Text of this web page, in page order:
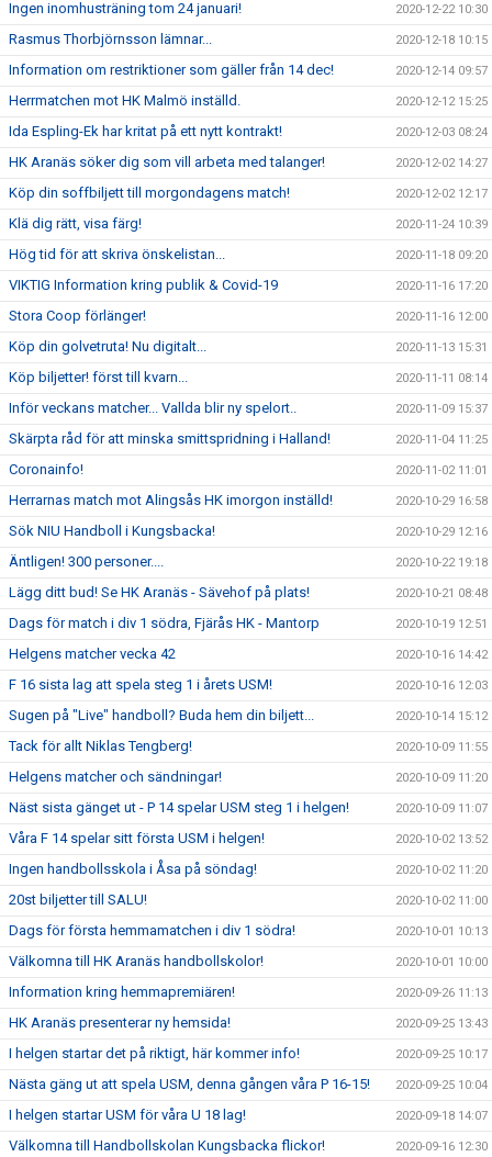
Ingen inomhusträning tom 24 januari! 2020-12-22 10:30
Rasmus Thorbjörnsson lämnar... 2020-12-18 10:15
Information om restriktioner som gäller från 14 dec! 2020-12-14 09:57
Herrmatchen mot HK Malmö inställd. 2020-12-12 15:25
Ida Espling-Ek har kritat på ett nytt kontrakt! 2020-12-03 08:24
HK Aranäs söker dig som vill arbeta med talanger! 2020-12-02 14:27
Köp din soffbiljett till morgondagens match! 2020-12-02 12:17
Klä dig rätt, visa färg! 2020-11-24 10:39
Hög tid för att skriva önskelistan... 2020-11-18 09:20
VIKTIG Information kring publik & Covid-19 2020-11-16 17:20
Stora Coop förlänger! 2020-11-16 12:00
Köp din golvetruta! Nu digitalt... 2020-11-13 15:31
Köp biljetter! först till kvarn... 2020-11-11 08:14
Inför veckans matcher... Vallda blir ny spelort.. 2020-11-09 15:37
Skärpta råd för att minska smittspridning i Halland! 2020-11-04 11:25
Coronainfo! 2020-11-02 11:01
Herrarnas match mot Alingsås HK imorgon inställd! 2020-10-29 16:58
Sök NIU Handboll i Kungsbacka! 2020-10-29 12:16
Äntligen! 300 personer.... 2020-10-22 19:18
Lägg ditt bud! Se HK Aranäs - Sävehof på plats! 2020-10-21 08:48
Dags för match i div 1 södra, Fjärås HK - Mantorp 2020-10-19 12:51
Helgens matcher vecka 42 2020-10-16 14:42
F 16 sista lag att spela steg 1 i årets USM! 2020-10-16 12:03
Sugen på "Live" handboll? Buda hem din biljett... 2020-10-14 15:12
Tack för allt Niklas Tengberg! 2020-10-09 11:55
Helgens matcher och sändningar! 2020-10-09 11:20
Näst sista gänget ut - P 14 spelar USM steg 1 i helgen! 2020-10-09 11:07
Våra F 14 spelar sitt första USM i helgen! 2020-10-02 13:52
Ingen handbollsskola i Åsa på söndag! 2020-10-02 11:20
20st biljetter till SALU! 2020-10-02 11:00
Dags för första hemmamatchen i div 1 södra! 2020-10-01 10:13
Välkomna till HK Aranäs handbollskolor! 2020-10-01 10:00
Information kring hemmapremiären! 2020-09-26 11:13
HK Aranäs presenterar ny hemsida! 2020-09-25 13:43
I helgen startar det på riktigt, här kommer info! 2020-09-25 10:17
Nästa gäng ut att spela USM, denna gången våra P 16-15! 2020-09-25 10:04
I helgen startar USM för våra U 18 lag! 2020-09-18 14:07
Välkomna till Handbollskolan Kungsbacka flickor! 2020-09-16 12:30